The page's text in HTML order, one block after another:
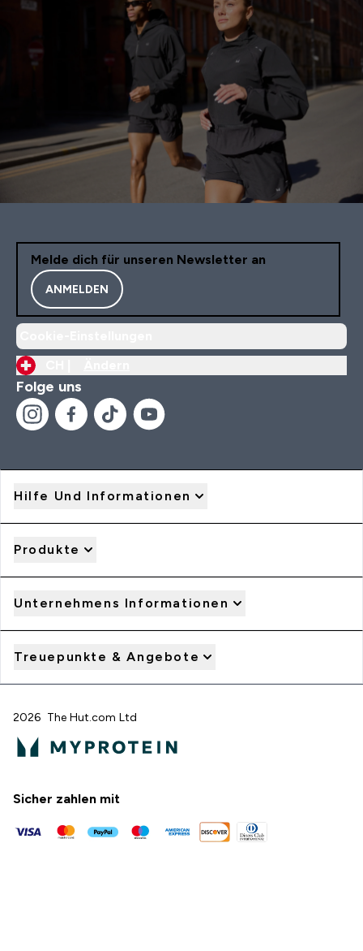
Melde dich für unseren Newsletter an
ANMELDEN
Folge uns
Hilfe Und Informationen
Produkte
Unternehmens Informationen
Treuepunkte & Angebote
2026 The Hut.com Ltd
Sicher zahlen mit